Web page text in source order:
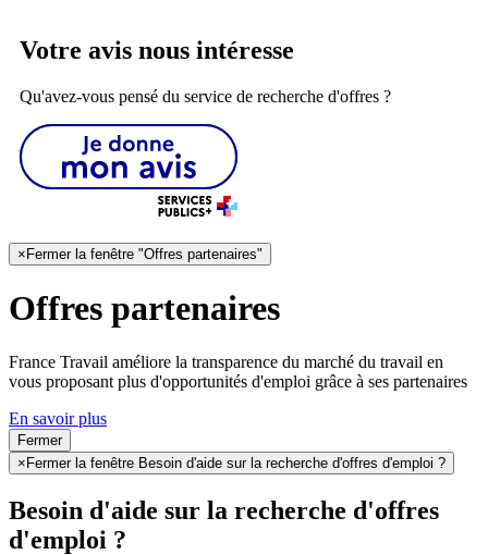
Votre avis nous intéresse
Qu'avez-vous pensé du service de recherche d'offres ?
× Fermer la fenêtre "Offres partenaires"
Offres partenaires
France Travail améliore la transparence du marché du travail en
vous proposant plus d'opportunités d'emploi grâce à ses partenaires
En savoir plus
Fermer
× Fermer la fenêtre Besoin d'aide sur la recherche d'offres d'emploi ?
Besoin d'aide sur la recherche d'offres
d'emploi ?